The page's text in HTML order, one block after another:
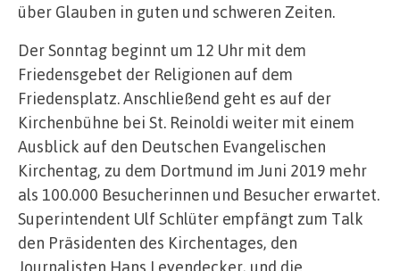
über Glauben in guten und schweren Zeiten.
Der Sonntag beginnt um 12 Uhr mit dem
Friedensgebet der Religionen auf dem
Friedensplatz. Anschließend geht es auf der
Kirchenbühne bei St. Reinoldi weiter mit einem
Ausblick auf den Deutschen Evangelischen
Kirchentag, zu dem Dortmund im Juni 2019 mehr
als 100.000 Besucherinnen und Besucher erwartet.
Superintendent Ulf Schlüter empfängt zum Talk
den Präsidenten des Kirchentages, den
Journalisten Hans Leyendecker, und die